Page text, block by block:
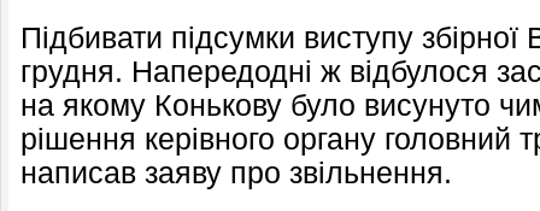
Підбивати підсумки виступу
грудня. Напередодні ж відбулося
на якому Конькову було висунуто
рішення керівного органу головний
написав заяву про звільнення.